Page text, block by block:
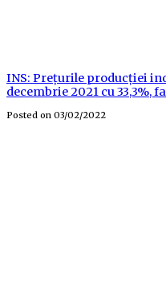
INS: Prețurile producției
decembrie 2021 cu 33,3%,
Posted on 03/02/2022